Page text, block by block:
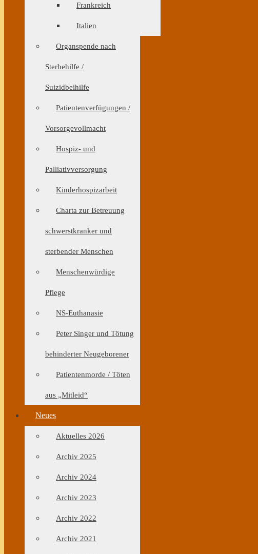
Frankreich
Italien
Organspende nach
Sterbehilfe /
Suizidbeihilfe
Patientenverfügungen /
Vorsorgevollmacht
Hospiz- und
Palliativversorgung
Kinderhospizarbeit
Charta zur Betreuung
schwerstkranker und
sterbender Menschen
Menschenwürdige
Pflege
NS-Euthanasie
Peter Singer und Tötung
behinderter Neugeborener
Patientenmorde / Töten
aus „Mitleid“
Neues
Aktuelles 2026
Archiv 2025
Archiv 2024
Archiv 2023
Archiv 2022
Archiv 2021